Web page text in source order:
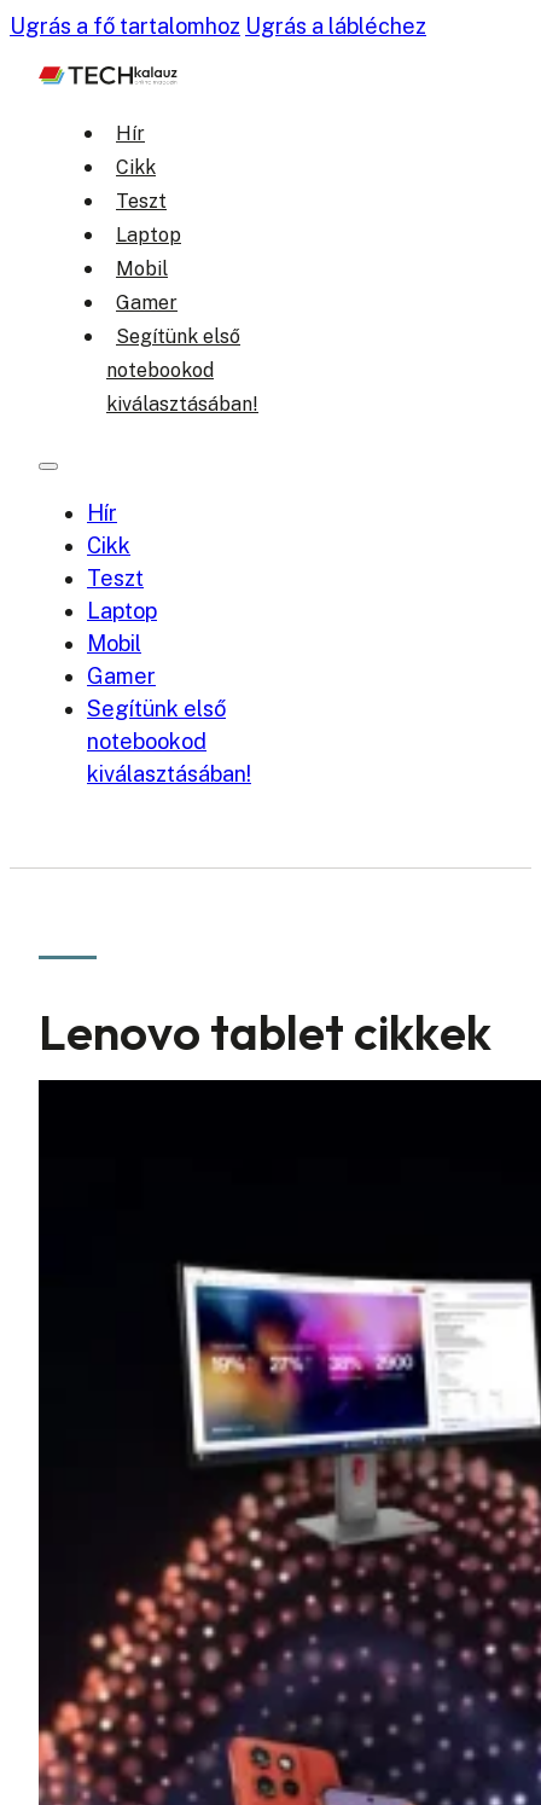
Ugrás a fő tartalomhoz Ugrás a lábléchez
Hír
Cikk
Teszt
Laptop
Mobil
Gamer
Segítünk első
notebookod
kiválasztásában!
Hír
Cikk
Teszt
Laptop
Mobil
Gamer
Segítünk első
notebookod
kiválasztásában!
Lenovo tablet cikkek